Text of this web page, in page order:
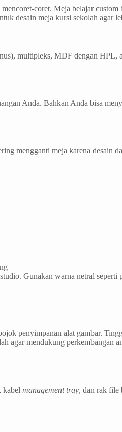
coret. Meja belajar
desain meja kursi sekolah agar
multipleks, MDF dengan HPL,
Anda. Bahkan Anda bisa
mengganti meja karena desain
Gunakan warna netral seperti
penyimpanan alat gambar.
agar mendukung perkembangan
kabel management tray, dan rak file